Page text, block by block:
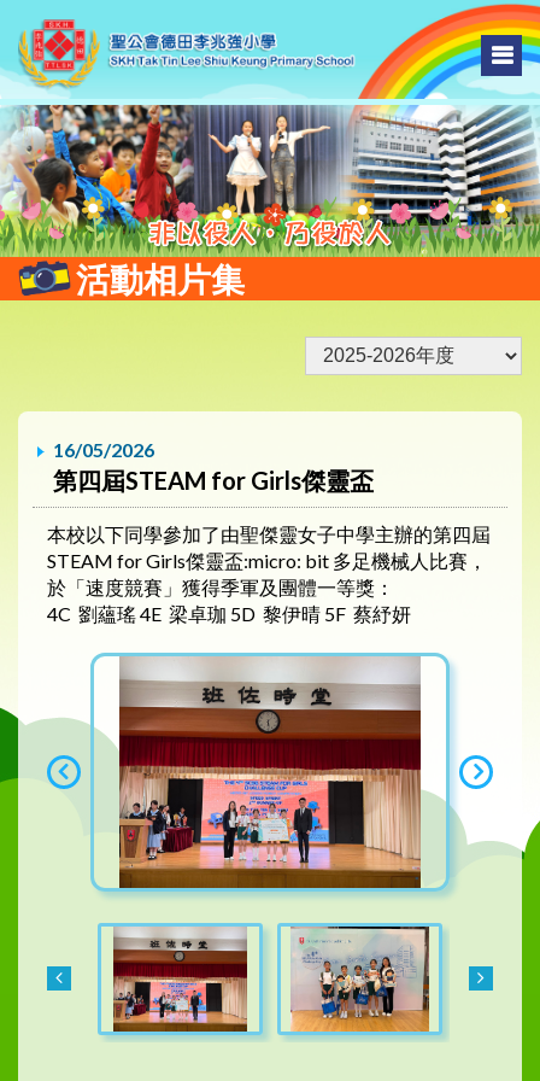
活動相片集
16/05/2026
第四屆STEAM for Girls傑靈盃
本校以下同學參加了由聖傑靈女子中學主辦的第四屆
STEAM for Girls傑靈盃:micro: bit 多足機械人比賽，
於「速度競賽」獲得季軍及團體一等獎：
4C 劉蘊瑤 4E 梁卓珈 5D 黎伊晴 5F 蔡紓妍